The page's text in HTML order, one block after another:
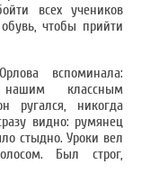
всех учеников
чтобы прийти
вспоминала:
классным
ругался, никогда
видно: румянец
стыдно. Уроки вел
Был строг,